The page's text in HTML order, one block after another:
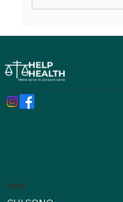
Capsule capelli
Help Health - Consulente della salute & Health coach, si dedica a fornire consulenze di salute e benessere,
naturali personalizzati
Menù